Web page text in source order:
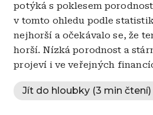
potýká s poklesem
v tomto ohledu podle
nejhorší a očekávalo se, že
horší. Nízká porodnost a
projeví i ve veřejných
Jít do hloubky (3 min čtení)